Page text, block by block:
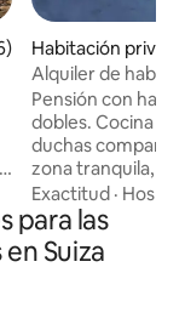
promedio: 4.69 de
Habitación
Alquiler de
Pensión con
dobles. Cocina
duchas
zona tranquila,
trabajadores en
Exactitud ·
para las
Suiza